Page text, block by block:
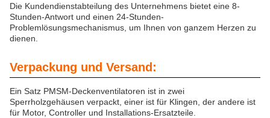
Die Kundendienstabteilung des Unternehmens bietet eine 8-
Stunden-Antwort und einen 24-Stunden-
Problemlösungsmechanismus, um Ihnen von ganzem Herzen zu
dienen.
Verpackung und Versand:
Ein Satz PMSM-Deckenventilatoren ist in zwei
Sperrholzgehäusen verpackt, einer ist für Klingen, der andere ist
für Motor, Controller und Installations-Ersatzteile.